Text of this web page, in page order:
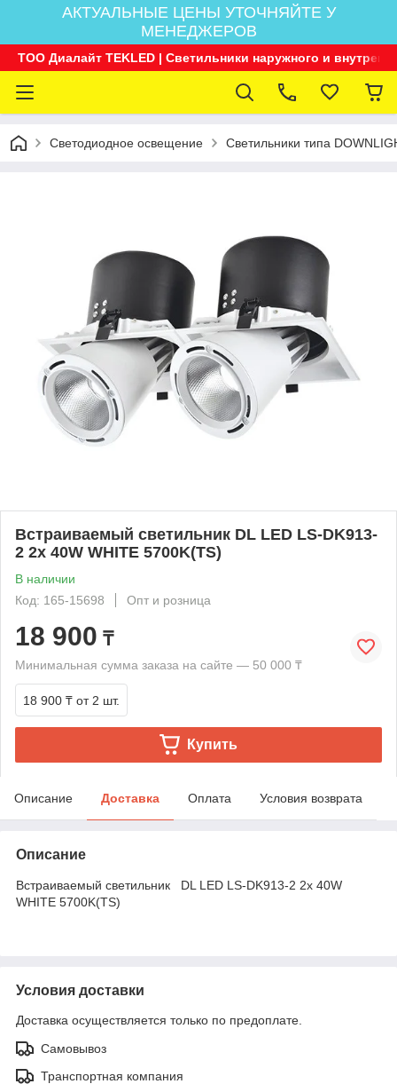
АКТУАЛЬНЫЕ ЦЕНЫ УТОЧНЯЙТЕ У
МЕНЕДЖЕРОВ
ТОО Диалайт TEKLED | Светильники наружного и
Светодиодное освещение Светильники типа
Встраиваемый светильник DL LED LS-DK913-
2 2x 40W WHITE 5700K(TS)
В наличии
Код: 165-15698
Опт и розница
18 900 ₸
Минимальная сумма заказа на сайте — 50 000 ₸
18 900 ₸ от 2 шт.
Купить
Описание Доставка Оплата Условия возврата
Описание
Встраиваемый светильник DL LED LS-DK913-2 2x 40W
WHITE 5700K(TS)
Условия доставки
Доставка осуществляется только по предоплате.
Самовывоз
Транспортная компания